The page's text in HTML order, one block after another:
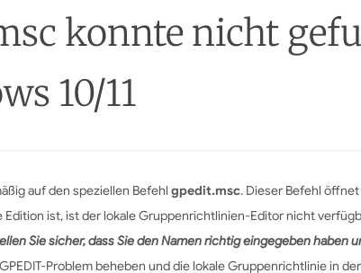
konnte nicht
10/11
auf den speziellen Befehl gpedit.msc. Dieser Befehl
ist, ist der lokale Gruppenrichtlinien-Editor nicht
Sie sicher, dass Sie den Namen richtig eingegeben haben
Problem beheben und die lokale Gruppenrichtlinie in